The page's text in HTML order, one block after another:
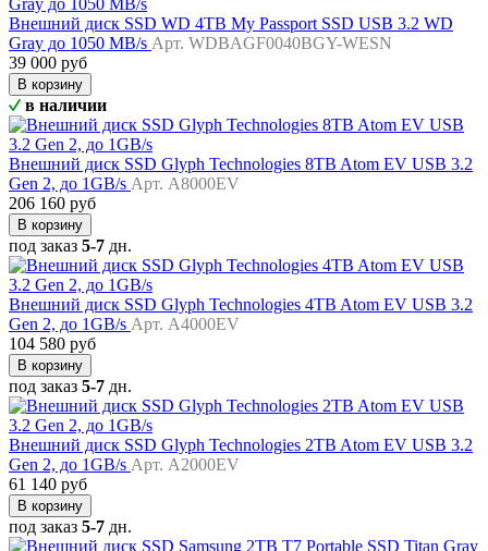
Внешний диск SSD WD 4TB My Passport SSD USB 3.2 WD
Gray до 1050 MB/s Арт. WDBAGF0040BGY-WESN
39 000 руб
В корзину
в наличии
Внешний диск SSD Glyph Technologies 8TB Atom EV USB 3.2
Gen 2, до 1GB/s Арт. A8000EV
206 160 руб
В корзину
под заказ 5-7 дн.
Внешний диск SSD Glyph Technologies 4TB Atom EV USB 3.2
Gen 2, до 1GB/s Арт. A4000EV
104 580 руб
В корзину
под заказ 5-7 дн.
Внешний диск SSD Glyph Technologies 2TB Atom EV USB 3.2
Gen 2, до 1GB/s Арт. A2000EV
61 140 руб
В корзину
под заказ 5-7 дн.